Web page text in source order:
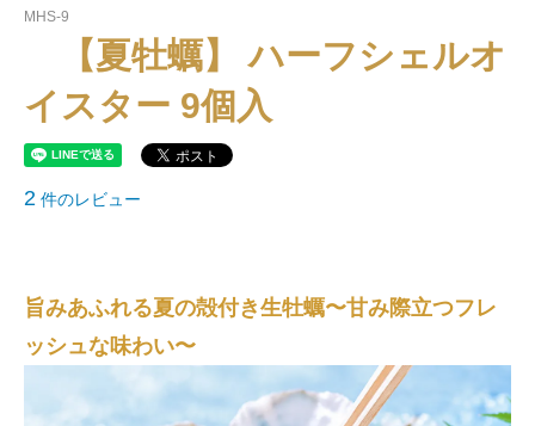
MHS-9
【夏牡蠣】 ハーフシェルオ
イスター 9個入
2 件のレビュー
旨みあふれる夏の殻付き生牡蠣〜甘み際立つフレ
ッシュな味わい〜